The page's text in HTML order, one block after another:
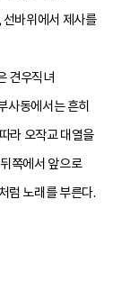
바위에서 제사를
견우직녀
사동에서는 흔히
라 오작교 대열을
쪽에서 앞으로
럼 노래를 부른다.